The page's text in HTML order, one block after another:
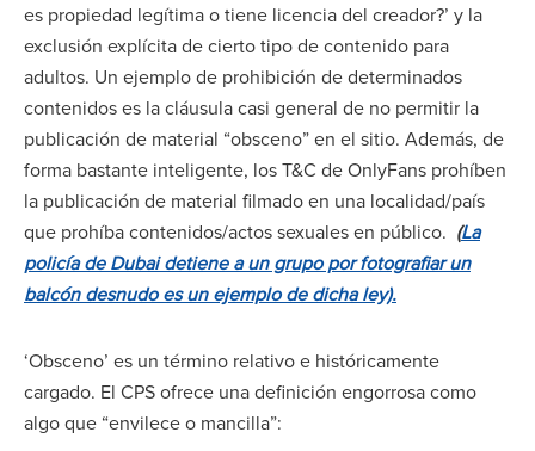
es propiedad legítima o tiene licencia del creador?’ y la
exclusión explícita de cierto tipo de contenido para
adultos. Un ejemplo de prohibición de determinados
contenidos es la cláusula casi general de no permitir la
publicación de material “obsceno” en el sitio. Además, de
forma bastante inteligente, los T&C de OnlyFans prohíben
la publicación de material filmado en una localidad/país
que prohíba contenidos/actos sexuales en público. (La
policía de Dubai detiene a un grupo por fotografiar un
balcón desnudo es un ejemplo de dicha ley).
‘Obsceno’ es un término relativo e históricamente
cargado. El CPS ofrece una definición engorrosa como
algo que “envilece o mancilla”: